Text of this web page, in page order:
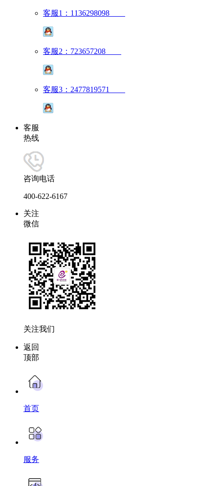
客服1：1136298098
客服2：723657208
客服3：2477819571
客服
热线
咨询电话
400-622-6167
关注
微信
关注我们
返回
顶部
首页
服务